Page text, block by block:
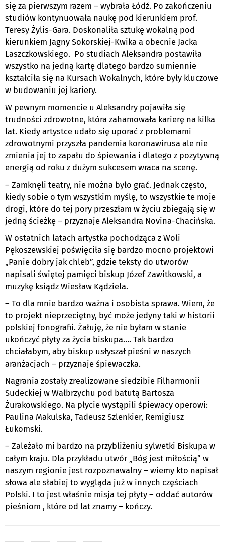
się za pierwszym razem – wybrała Łódź. Po zakończeniu
studiów kontynuowała naukę pod kierunkiem prof.
Teresy Żylis-Gara. Doskonaliła sztukę wokalną pod
kierunkiem Jagny Sokorskiej-Kwika a obecnie Jacka
Laszczkowskiego. Po studiach Aleksandra postawiła
wszystko na jedną kartę dlatego bardzo sumiennie
kształciła się na Kursach Wokalnych, które były kluczowe
w budowaniu jej kariery.
W pewnym momencie u Aleksandry pojawiła się
trudności zdrowotne, która zahamowała karierę na kilka
lat. Kiedy artystce udało się uporać z problemami
zdrowotnymi przyszła pandemia koronawirusa ale nie
zmienia jej to zapału do śpiewania i dlatego z pozytywną
energią od roku z dużym sukcesem wraca na scenę.
– Zamknęli teatry, nie można było grać. Jednak często,
kiedy sobie o tym wszystkim myślę, to wszystkie te moje
drogi, które do tej pory przeszłam w życiu zbiegają się w
jedną ścieżkę – przyznaje Aleksandra Novina-Chacińska.
W ostatnich latach artystka pochodząca z Woli
Pękoszewskiej poświęciła się bardzo mocno projektowi
„Panie dobry jak chleb”, gdzie teksty do utworów
napisali świętej pamięci biskup Józef Zawitkowski, a
muzykę ksiądz Wiesław Kądziela.
– To dla mnie bardzo ważna i osobista sprawa. Wiem, że
to projekt nieprzeciętny, być może jedyny taki w historii
polskiej fonografii. Żałuję, że nie byłam w stanie
ukończyć płyty za życia biskupa…. Tak bardzo
chciałabym, aby biskup usłyszał pieśni w naszych
aranżacjach – przyznaje śpiewaczka.
Nagrania zostały zrealizowane siedzibie Filharmonii
Sudeckiej w Wałbrzychu pod batutą Bartosza
Żurakowskiego. Na płycie wystąpili śpiewacy operowi:
Paulina Makulska, Tadeusz Szlenkier, Remigiusz
Łukomski.
– Zależało mi bardzo na przybliżeniu sylwetki Biskupa w
całym kraju. Dla przykładu utwór „Bóg jest miłością” w
naszym regionie jest rozpoznawalny – wiemy kto napisał
słowa ale słabiej to wygląda już w innych częściach
Polski. I to jest właśnie misja tej płyty – oddać autorów
pieśniom , które od lat znamy – kończy.